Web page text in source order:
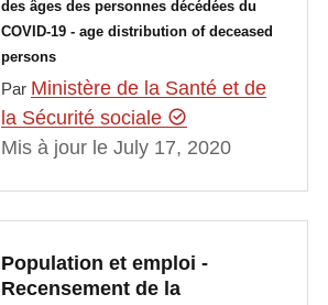
des âges des personnes décédées du
COVID-19 - age distribution of deceased
persons
Par Ministère de la Santé et de
la Sécurité sociale
Mis à jour le July 17, 2020
Population et emploi -
Recensement de la